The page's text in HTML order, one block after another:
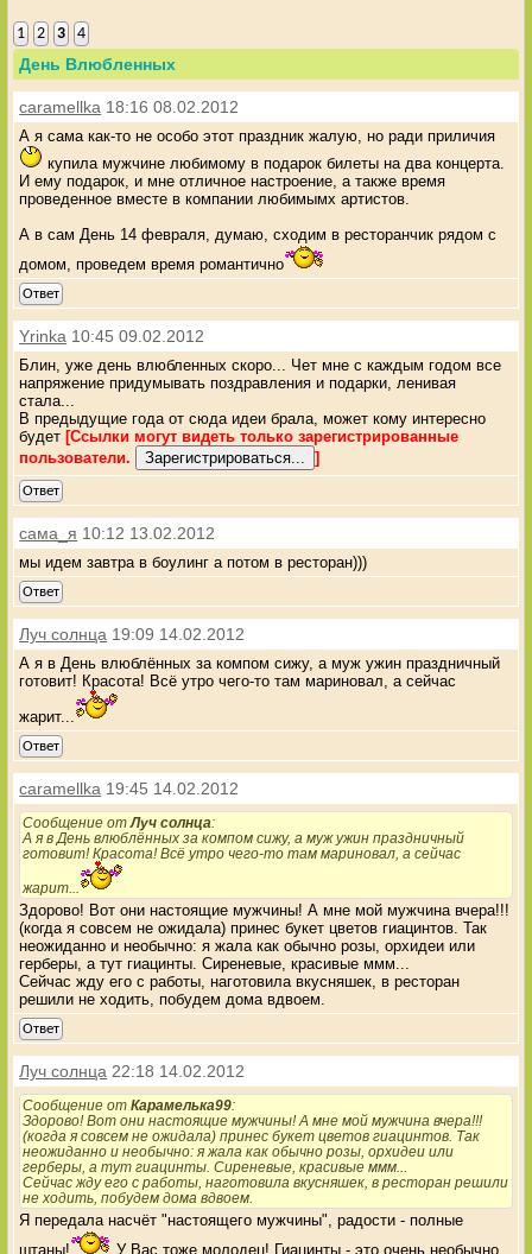
1 2 3 4
День Влюбленных
caramellka 18:16 08.02.2012
А я сама как-то не особо этот праздник жалую, но ради приличия
купила мужчине любимому в подарок билеты на два концерта.
И ему подарок, и мне отличное настроение, а также время
проведенное вместе в компании любимымх артистов.
А в сам День 14 февраля, думаю, сходим в ресторанчик рядом с
домом, проведем время романтично
Ответ
Yrinka 10:45 09.02.2012
Блин, уже день влюбленных скоро... Чет мне с каждым годом все
напряжение придумывать поздравления и подарки, ленивая
стала...
В предыдущие года от сюда идеи брала, может кому интересно
будет[Ссылки могут видеть только зарегистрированные
пользователи.
]
Ответ
сама_я 10:12 13.02.2012
мы идем завтра в боулинг а потом в ресторан)))
Ответ
Луч солнца 19:09 14.02.2012
А я в День влюблённых за компом сижу, а муж ужин праздничный
готовит! Красота! Всё утро чего-то там мариновал, а сейчас
жарит...
Ответ
caramellka 19:45 14.02.2012
Сообщение отЛуч солнца:
А я в День влюблённых за компом сижу, а муж ужин праздничный
готовит! Красота! Всё утро чего-то там мариновал, а сейчас
жарит...
Здорово! Вот они настоящие мужчины! А мне мой мужчина вчера!!!
(когда я совсем не ожидала) принес букет цветов гиацинтов. Так
неожиданно и необычно: я жала как обычно розы, орхидеи или
герберы, а тут гиацинты. Сиреневые, красивые ммм...
Сейчас жду его с работы, наготовила вкусняшек, в ресторан
решили не ходить, побудем дома вдвоем.
Ответ
Луч солнца 22:18 14.02.2012
Сообщение отКарамелька99:
Здорово! Вот они настоящие мужчины! А мне мой мужчина вчера!!!
(когда я совсем не ожидала) принес букет цветов гиацинтов. Так
неожиданно и необычно: я жала как обычно розы, орхидеи или
герберы, а тут гиацинты. Сиреневые, красивые ммм...
Сейчас жду его с работы, наготовила вкусняшек, в ресторан решили
не ходить, побудем дома вдвоем.
Я передала насчёт "настоящего мужчины", радости - полные
штаны!
У Вас тоже молодец! Гиацинты - это очень необычно,